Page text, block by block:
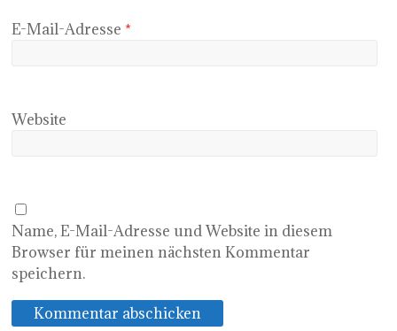
E-Mail-Adresse *
Website
Name, E-Mail-Adresse und Website in diesem
Browser für meinen nächsten Kommentar
speichern.